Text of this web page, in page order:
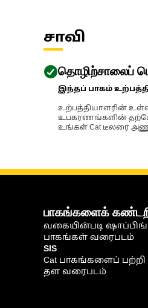
சாவி
தொழிற்சாலைப்
இந்தப் பாகம்
உற்பத்தியாளரின்
உபகரணங்களின்
உங்கள் Cat டீலரை
பாகங்களைக்
வகையின்படி ஷாப்பிங்
பாகங்கள் வரைபடம்
SIS
Cat பாகங்களைப் பற்றி
தள வரைபடம்